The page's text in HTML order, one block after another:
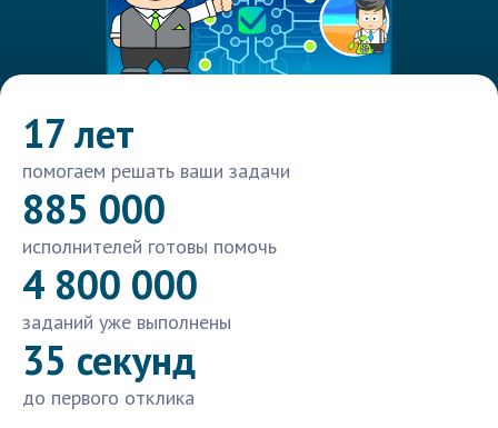
17 лет
помогаем решать ваши задачи
885 000
исполнителей готовы помочь
4 800 000
заданий уже выполнены
35 секунд
до первого отклика